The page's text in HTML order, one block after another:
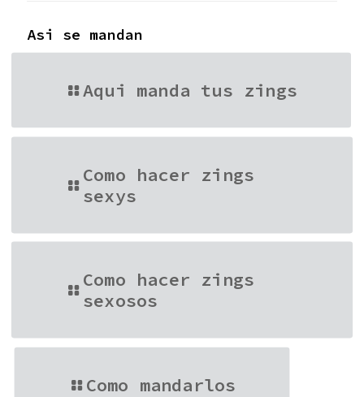
Asi se mandan
Aqui manda tus zings
Como hacer zings
sexys
Como hacer zings
sexosos
Como mandarlos